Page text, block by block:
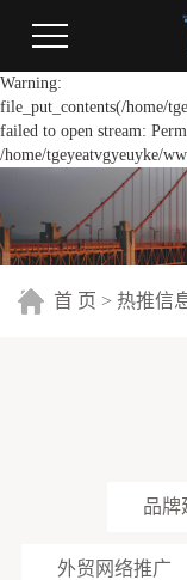
Warning:
file_put_contents(/home/
failed to open stream:
/home/tgeyeatvgyeuyke/
首 页 > 热推信
品牌
外贸网络推广